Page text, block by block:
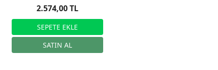
2.574,00 TL